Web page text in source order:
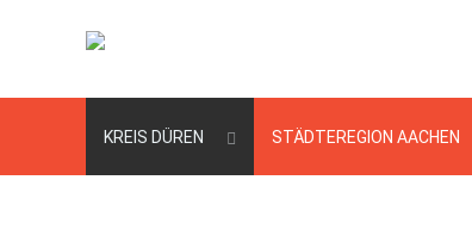
KREIS DÜREN STÄDTEREGION AACHEN